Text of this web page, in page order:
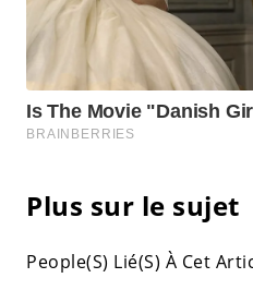
Plus sur le sujet
People(S) Lié(S) À Cet